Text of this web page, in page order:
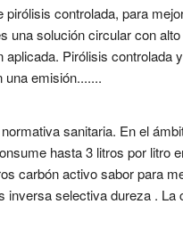
controlada, para
solución circular con
Pirólisis controlada
una emisión.......
sanitaria. En el
hasta 3 litros por litro
carbón activo sabor para
selectiva dureza .